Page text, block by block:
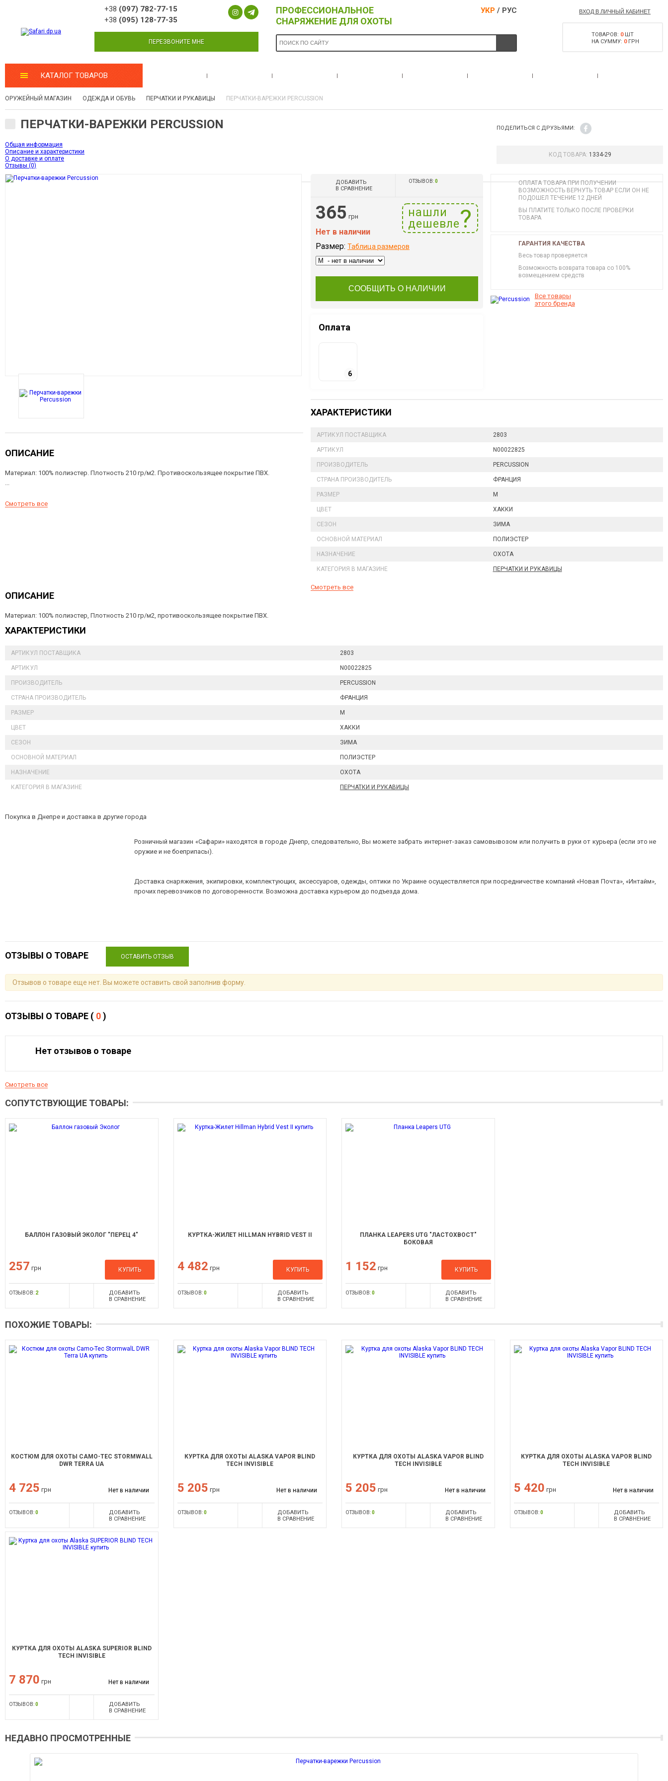
+38 (097) 782-77-15
+38 (095) 128-77-35
ПЕРЕЗВОНИТЕ МНЕ
ПРОФЕССИОНАЛЬНОЕ
СНАРЯЖЕНИЕ ДЛЯ ОХОТЫ
УКР / РУС ВХОД В ЛИЧНЫЙ КАБИНЕТ
ТОВАРОВ: 0ШТ
НА СУММУ: 0ГРН
КАТАЛОГ ТОВАРОВ
ОРУЖЕЙНЫЙ МАГАЗИН ОДЕЖДА И ОБУВЬ ПЕРЧАТКИ И РУКАВИЦЫ ПЕРЧАТКИ-ВАРЕЖКИ PERCUSSION
ПЕРЧАТКИ-ВАРЕЖКИ PERCUSSION
Общая информация
Описание и характеристики
О доставке и оплате
Отзывы (0)
ПОДЕЛИТЬСЯ С ДРУЗЬЯМИ:
КОД ТОВАРА: 1334-29
ОПИСАНИЕ
Материал: 100% полиэстер. Плотность 210 гр/м2. Противоскользящее покрытие ПВХ.
...
Смотреть все
ДОБАВИТЬ
В СРАВНЕНИЕ
ОТЗЫВОВ:0
365 грн
нашли
дешевле
Нет в наличии
Размер: Таблица размеров
СООБЩИТЬ О НАЛИЧИИ
Оплата
6
ОПЛАТА ТОВАРА ПРИ ПОЛУЧЕНИИ
ВОЗМОЖНОСТЬ ВЕРНУТЬ ТОВАР ЕСЛИ ОН НЕ
ПОДОШЕЛ ТЕЧЕНИЕ 12 ДНЕЙ
ВЫ ПЛАТИТЕ ТОЛЬКО ПОСЛЕ ПРОВЕРКИ
ТОВАРА
ГАРАНТИЯ КАЧЕСТВА
Весь товар проверяется
Возможность возврата товара со 100%
возмещением средств
Все товары
этого бренда
ХАРАКТЕРИСТИКИ
АРТИКУЛ ПОСТАВЩИКА 2803
АРТИКУЛ N00022825
ПРОИЗВОДИТЕЛЬ PERCUSSION
СТРАНА ПРОИЗВОДИТЕЛЬ ФРАНЦИЯ
РАЗМЕР M
ЦВЕТ ХАККИ
СЕЗОН ЗИМА
ОСНОВНОЙ МАТЕРИАЛ ПОЛИЭСТЕР
НАЗНАЧЕНИЕ ОХОТА
КАТЕГОРИЯ В МАГАЗИНЕ ПЕРЧАТКИ И РУКАВИЦЫ
Смотреть все
ОПИСАНИЕ
Материал: 100% полиэстер, Плотность 210 гр/м2, противоскользящее покрытие ПВХ.
ХАРАКТЕРИСТИКИ
АРТИКУЛ ПОСТАВЩИКА 2803
АРТИКУЛ N00022825
ПРОИЗВОДИТЕЛЬ PERCUSSION
СТРАНА ПРОИЗВОДИТЕЛЬ ФРАНЦИЯ
РАЗМЕР M
ЦВЕТ ХАККИ
СЕЗОН ЗИМА
ОСНОВНОЙ МАТЕРИАЛ ПОЛИЭСТЕР
НАЗНАЧЕНИЕ ОХОТА
КАТЕГОРИЯ В МАГАЗИНЕ ПЕРЧАТКИ И РУКАВИЦЫ
Покупка в Днепре и доставка в другие города
Розничный магазин «Сафари» находятся в городе Днепр, следовательно, Вы можете забрать интернет-заказ самовывозом или получить в руки от курьера (если это не
оружие и не боеприпасы).
Доставка снаряжения, экипировки, комплектующих, аксессуаров, одежды, оптики по Украине осуществляется при посредничестве компаний «Новая Почта», «Интайм»,
прочих перевозчиков по договоренности. Возможна доставка курьером до подъезда дома.
ОТЗЫВЫ О ТОВАРЕ ОСТАВИТЬ ОТЗЫВ
Отзывов о товаре еще нет. Вы можете оставить свой заполнив форму.
ОТЗЫВЫ О ТОВАРЕ ( 0)
Нет отзывов о товаре
Смотреть все
СОПУТСТВУЮЩИЕ ТОВАРЫ:
БАЛЛОН ГАЗОВЫЙ ЭКОЛОГ "ПЕРЕЦ 4"
257 грн КУПИТЬ
ОТЗЫВОВ: 2
ДОБАВИТЬ
В СРАВНЕНИЕ
КУРТКА-ЖИЛЕТ HILLMAN HYBRID VEST II
4 482 грн КУПИТЬ
ОТЗЫВОВ:0
ДОБАВИТЬ
В СРАВНЕНИЕ
ПЛАНКА LEAPERS UTG "ЛАСТОХВОСТ"
БОКОВАЯ
1 152 грн КУПИТЬ
ОТЗЫВОВ:0
ДОБАВИТЬ
В СРАВНЕНИЕ
ПОХОЖИЕ ТОВАРЫ:
КОСТЮМ ДЛЯ ОХОТЫ CAMO-TEC STORMWALL
DWR TERRA UA
4 725 грн Нет в наличии
ОТЗЫВОВ:0
ДОБАВИТЬ
В СРАВНЕНИЕ
КУРТКА ДЛЯ ОХОТЫ ALASKA VAPOR BLIND
TECH INVISIBLE
5 205 грн Нет в наличии
ОТЗЫВОВ:0
ДОБАВИТЬ
В СРАВНЕНИЕ
КУРТКА ДЛЯ ОХОТЫ ALASKA VAPOR BLIND
TECH INVISIBLE
5 205 грн Нет в наличии
ОТЗЫВОВ:0
ДОБАВИТЬ
В СРАВНЕНИЕ
КУРТКА ДЛЯ ОХОТЫ ALASKA VAPOR BLIND
TECH INVISIBLE
5 420 грн Нет в наличии
ОТЗЫВОВ:0
ДОБАВИТЬ
В СРАВНЕНИЕ
КУРТКА ДЛЯ ОХОТЫ ALASKA SUPERIOR BLIND
TECH INVISIBLE
7 870 грн Нет в наличии
ОТЗЫВОВ:0
ДОБАВИТЬ
В СРАВНЕНИЕ
НЕДАВНО ПРОСМОТРЕННЫЕ